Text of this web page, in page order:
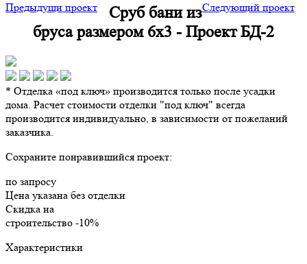
Предыдущи проект
Следующий проект
Сруб бани из
бруса размером 6х3 - Проект БД-2
* Отделка «под ключ» производится только после усадки
дома. Расчет стоимости отделки "под ключ" всегда
производится индивидуально, в зависимости от пожеланий
заказчика.
Сохраните понравившийся проект:
по запросу
Цена указана без отделки
Скидка на
строительство -10%
Характеристики